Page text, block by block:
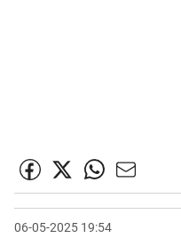
06-05-2025 19:54